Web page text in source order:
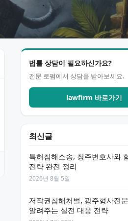
법률 상담이 필요하신가요?
전문 로펌에서 상담을 받아보세요.
lawfirm 바로가기
최신글
특허침해소송, 청주변호사와
전략 완전 정리
2026년 8월 5일
저작권침해처벌, 광주형사전
알려주는 실전 대응 전략